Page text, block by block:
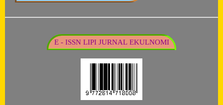
E - ISSN LIPI JURNAL EKULNOMI